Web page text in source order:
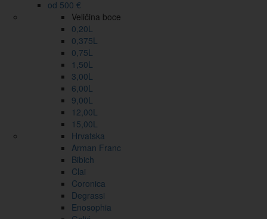
od 500 €
Veličina boce
0,20L
0,375L
0,75L
1,50L
3,00L
6,00L
9,00L
12,00L
15,00L
Hrvatska
Arman Franc
Bibich
Clai
Coronica
Degrassi
Enosophia